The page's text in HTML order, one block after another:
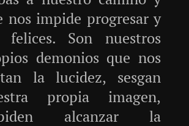
nos impide progresar y
felices. Son nuestros
demonios que nos
la lucidez, sesgan
propia imagen,
alcanzar la